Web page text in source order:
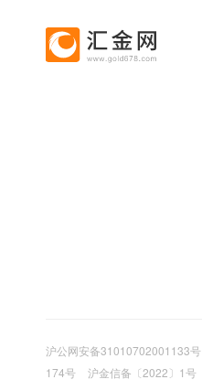
沪公网安备31010702001133号
174号
沪金信备〔2022〕1号